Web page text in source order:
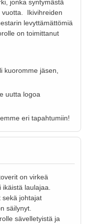
jonka syntymästä
vuotta. Ikivihreiden
levyttämättömiä
on toimittanut
kuoromme jäsen,
uutta logoa
eri tapahtumiin!
on virkeä
laulajaa.
sekä johtajat
säilynyt.
sävelletyistä ja